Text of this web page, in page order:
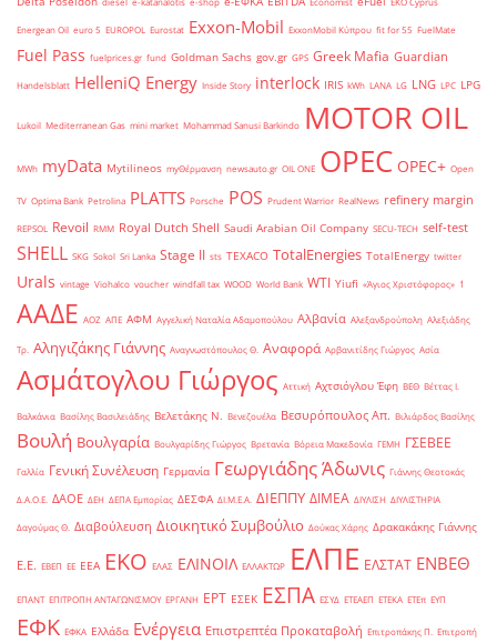
Energean Oil euro 5 EUROPOL Eurostat Exxon-Mobil ExxonMobil Κύπρου fit for 55 FuelMate
Fuel Pass fuelprices.gr fund Goldman Sachs gov.gr GPS Greek Mafia Guardian
Handelsblatt HelleniQ Energy Inside Story interlock IRIS kWh LANA LG LNG LPC LPG
Lukoil Mediterranean Gas mini market Mohammad Sanusi Barkindo MOTOR OIL
MWh myData Mytilineos myΘέρμανση newsauto.gr OIL ONE OPEC OPEC+ Open
TV Optima Bank Petrolina PLATTS Porsche POS Prudent Warrior RealNews refinery margin
REPSOL Revoil RMM Royal Dutch Shell Saudi Arabian Oil Company SECU-TECH self-test
SHELL SKG Sokol Sri Lanka Stage II sts TEXACO TotalEnergies TotalEnergy twitter
Urals vintage Viohalco voucher windfall tax WOOD World Bank WTI Yiufi «Άγιος Χριστόφορος» ΄1
ΑΑΔΕ ΑΟΖ ΑΠΕ ΑΦΜ Αγγελική Ναταλία Αδαμοπούλου Αλβανία Αλεξανδρούπολη Αλεξιάδης
Τρ. Αληγιζάκης Γιάννης Αναγνωστόπουλος Θ. Αναφορά Αρβανιτίδης Γιώργος Ασία
Ασμάτογλου Γιώργος Αττική Αχτσιόγλου Έφη ΒΕΘ Βέττας Ι.
Βαλκάνια Βασίλης Βασιλειάδης Βελετάκης Ν. Βενεζουέλα Βεσυρόπουλος Απ. Βιλιάρδος Βασίλης
Βουλή Βουλγαρία Βουλγαρίδης Γιώργος Βρετανία Βόρεια Μακεδονία ΓΕΜΗ ΓΣΕΒΕΕ
Γαλλία Γενική Συνέλευση Γερμανία Γεωργιάδης Άδωνις Γιάννης Θεοτοκάς
Δ.Α.Ο.Ε. ΔΑΟΕ ΔΕΗ ΔΕΠΑ Εμπορίας ΔΕΣΦΑ ΔΙ.Μ.Ε.Α. ΔΙΕΠΠΥ ΔΙΜΕΑ ΔΙΥΛΙΣΗ ΔΙΥΛΙΣΤΗΡΙΑ
Δαγούμας Θ. Διαβούλευση Διοικητικό Συμβούλιο Δούκας Χάρης Δρακακάκης Γιάννης
Ε.Ε. ΕΒΕΠ ΕΕ ΕΕΑ ΕΚΟ ΕΛΑΣ ΕΛΙΝΟΙΛ ΕΛΛΑΚΤΩΡ ΕΛΠΕ ΕΛΣΤΑΤ ΕΝΒΕΘ
ΕΠΑΝΤ ΕΠΙΤΡΟΠΗ ΑΝΤΑΓΩΝΙΣΜΟΥ ΕΡΓΑΝΗ ΕΡΤ ΕΣΕΚ ΕΣΠΑ ΕΣΥΔ ΕΤΕΑΕΠ ΕΤΕΚΑ ΕΤΕπ ΕΥΠ
ΕΦΚ ΕΦΚΑ Ελλάδα Ενέργεια Επιστρεπτέα Προκαταβολή Επιτροπάκης Π. Επιτροπή